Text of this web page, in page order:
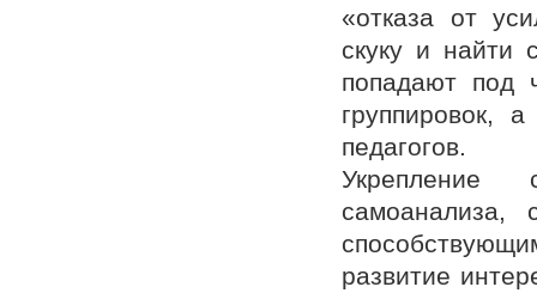
«отказа от
скуку и найти
попадают под
группировок,
педагогов.
Укрепление
самоанализа,
развитие